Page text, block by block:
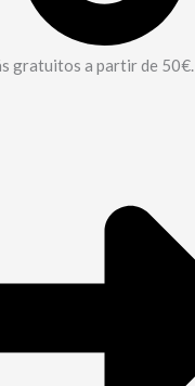
gratuitos a partir de 50€.